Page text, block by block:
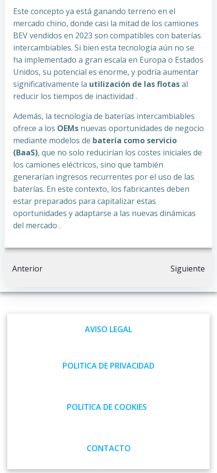
Este concepto ya está ganando terreno en el
mercado chino, donde casi la mitad de los camiones
BEV vendidos en 2023 son compatibles con baterías
intercambiables. Si bien esta tecnología aún no se
ha implementado a gran escala en Europa o Estados
Unidos, su potencial es enorme, y podría aumentar
significativamente la utilización de las flotasal
reducir los tiempos de inactividad .
Además, la tecnología de baterías intercambiables
ofrece a los OEMs nuevas oportunidades de negocio
mediante modelos de batería como servicio
(BaaS), que no solo reducirían los costes iniciales de
los camiones eléctricos, sino que también
generarían ingresos recurrentes por el uso de las
baterías. En este contexto, los fabricantes deben
estar preparados para capitalizar estas
oportunidades y adaptarse a las nuevas dinámicas
del mercado .
Navegación
por
Anterior
Navegación
por
las
Siguiente
AVISO LEGAL
POLITICA DE PRIVACIDAD
POLITICA DE COOKIES
CONTACTO